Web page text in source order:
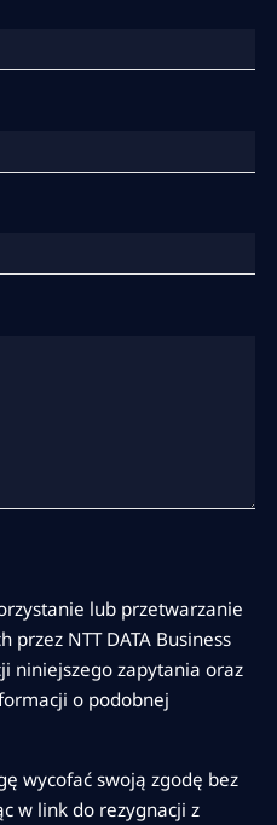
lub przetwarzanie
przez NTT DATA Business
niniejszego zapytania oraz
o podobnej
wycofać swoją zgodę bez
w link do rezygnacji z